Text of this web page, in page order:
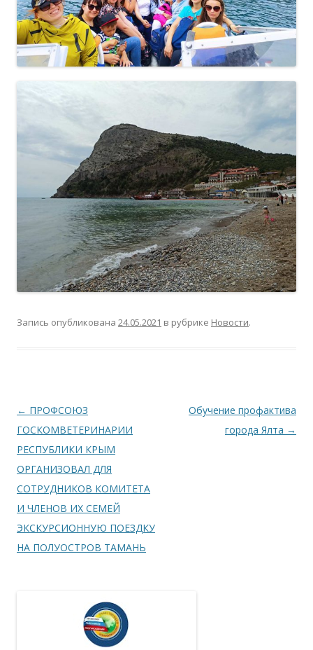
Запись опубликована 24.05.2021 в рубрике Новости.
Навигация по записям
← ПРОФСОЮЗ
ГОСКОМВЕТЕРИНАРИИ
РЕСПУБЛИКИ КРЫМ
ОРГАНИЗОВАЛ ДЛЯ
СОТРУДНИКОВ КОМИТЕТА
И ЧЛЕНОВ ИХ СЕМЕЙ
ЭКСКУРСИОННУЮ ПОЕЗДКУ
НА ПОЛУОСТРОВ ТАМАНЬ
Обучение профактива
города Ялта →